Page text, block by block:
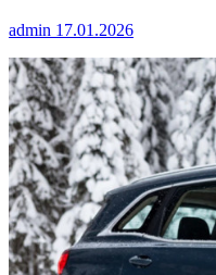
admin 17.01.2026